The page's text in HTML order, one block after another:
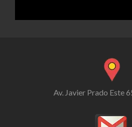
Av. Javier Prado Este